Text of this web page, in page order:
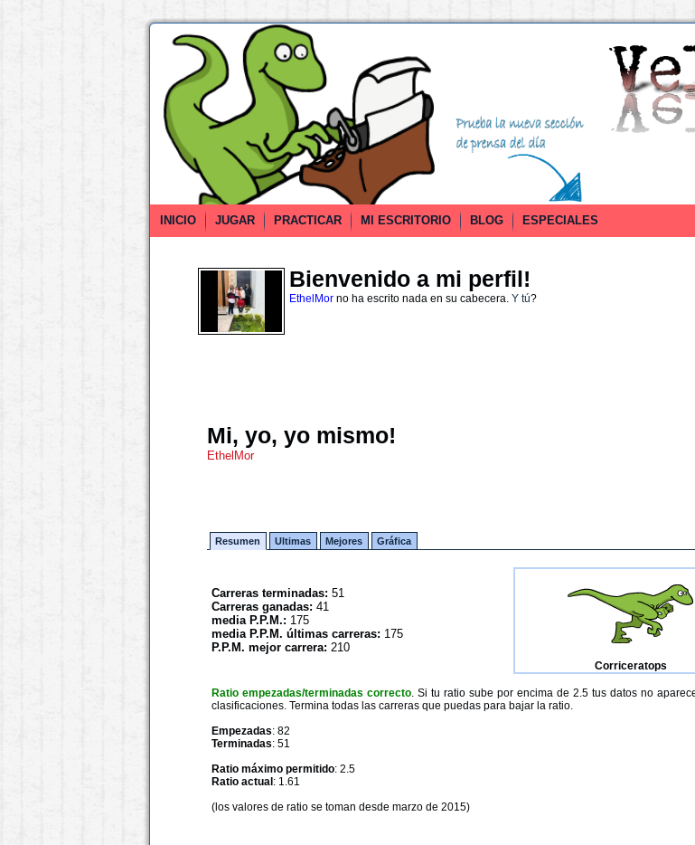
INICIO JUGAR PRACTICAR MI ESCRITORIO BLOG ESPECIALES
Bienvenido a mi perfil!
EthelMorno ha escrito nada en su cabecera. Y tú?
Mi, yo, yo mismo!
EthelMor
Resumen Ultimas Mejores Gráfica
Carreras terminadas: 51
Carreras ganadas: 41
media P.P.M.: 175
media P.P.M. últimas carreras: 175
P.P.M. mejor carrera: 210
Corriceratops
Ratio empezadas/terminadas correcto. Si tu ratio sube por encima de 2.5 tus datos no
clasificaciones. Termina todas las carreras que puedas para bajar la ratio.
Empezadas: 82
Terminadas: 51
Ratio máximo permitido: 2.5
Ratio actual : 1.61
(los valores de ratio se toman desde marzo de 2015)